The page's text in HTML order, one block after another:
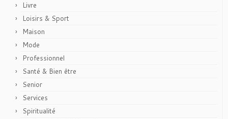
Livre
Loisirs & Sport
Maison
Mode
Professionnel
Santé & Bien être
Senior
Services
Spiritualité